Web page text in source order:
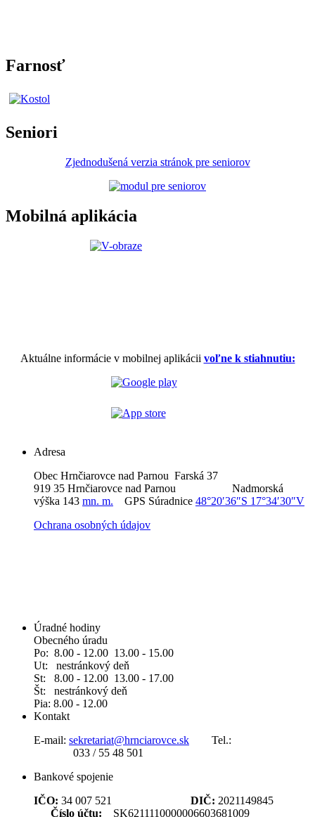
Farnosť
Seniori
Zjednodušená verzia stránok pre seniorov
Mobilná aplikácia
Aktuálne informácie v mobilnej aplikácii voľne k stiahnutiu:
Adresa
Obec Hrnčiarovce nad Parnou Farská 37
919 35 Hrnčiarovce nad Parnou Nadmorská
výška 143 mn. m. GPS Súradnice 48°20′36″S 17°34′30″V
Ochrana osobných údajov
Úradné hodiny
Obecného úradu
Po: 8.00 - 12.00 13.00 - 15.00
Ut: nestránkový deň
St: 8.00 - 12.00 13.00 - 17.00
Št: nestránkový deň
Pia: 8.00 - 12.00
Kontakt
E-mail: sekretariat@hrnciarovce.sk Tel.:
033 / 55 48 501
Bankové spojenie
IČO: 34 007 521 DIČ: 2021149845
Číslo účtu: SK6211110000006603681009